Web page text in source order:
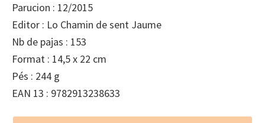
Parucion : 12/2015
Editor : Lo Chamin de sent Jaume
Nb de pajas : 153
Format : 14,5 x 22 cm
Pés : 244 g
EAN 13 : 9782913238633